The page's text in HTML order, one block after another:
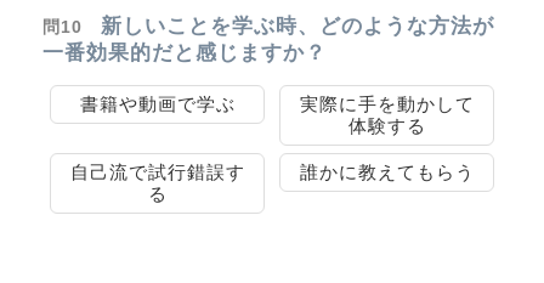
問10
新しいことを学ぶ時、どのような方法が
一番効果的だと感じますか？
書籍や動画で学ぶ
実際に手を動かして
体験する
自己流で試行錯誤す
る
誰かに教えてもらう